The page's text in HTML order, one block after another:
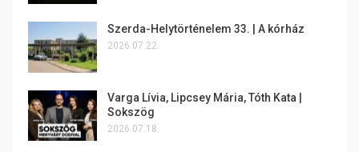
Szerda-Helytörténelem 33. | A kórház
2026.07.22.
Varga Lívia, Lipcsey Mária, Tóth Kata |
Sokszög
2026.07.18.